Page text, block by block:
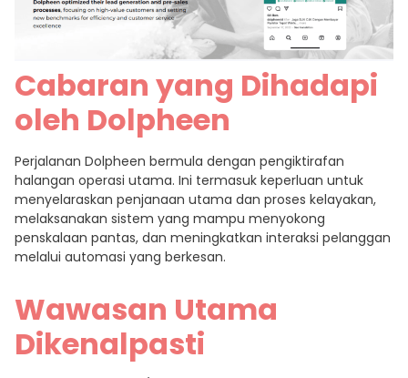
Cabaran yang Dihadapi
oleh Dolpheen
Perjalanan Dolpheen bermula dengan pengiktirafan
halangan operasi utama. Ini termasuk keperluan untuk
menyelaraskan penjanaan utama dan proses kelayakan,
melaksanakan sistem yang mampu menyokong
penskalaan pantas, dan meningkatkan interaksi pelanggan
melalui automasi yang berkesan.
Wawasan Utama
Dikenalpasti